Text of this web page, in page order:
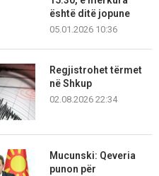
është ditë jopune
05.01.2026 10:36
Regjistrohet tërmet
në Shkup
02.08.2026 22:34
Mucunski: Qeveria
punon për